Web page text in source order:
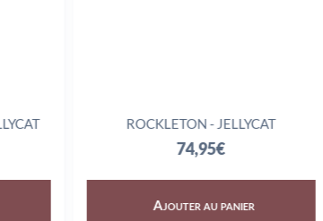
ROCKLETON - JELLYCAT
Ajouter au panier